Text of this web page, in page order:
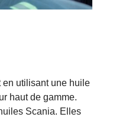
en utilisant une huile
haut de gamme.
Scania. Elles